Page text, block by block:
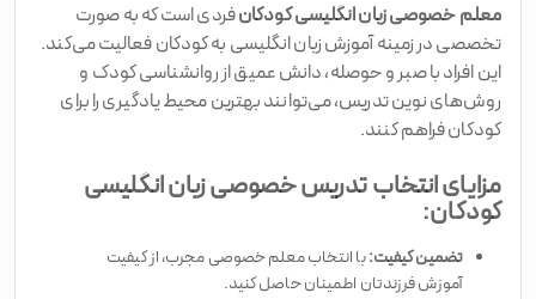
معلم خصوصی زبان انگلیسی کودکانفردی است که به صورت
تخصصی در زمینه آموزش زبان انگلیسی به کودکان فعالیت می‌کند.
این افراد با صبر و حوصله، دانش عمیق از روانشناسی کودک و
روش‌های نوین تدریس، می‌توانند بهترین محیط یادگیری را برای
کودکان فراهم کنند.
مزایای انتخاب تدریس خصوصی زبان انگلیسی
کودکان:
تضمین کیفیت:با انتخاب معلم خصوصی مجرب، از کیفیت
آموزش فرزندتان اطمینان حاصل کنید.